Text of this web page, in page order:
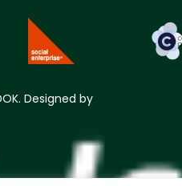
Designed by